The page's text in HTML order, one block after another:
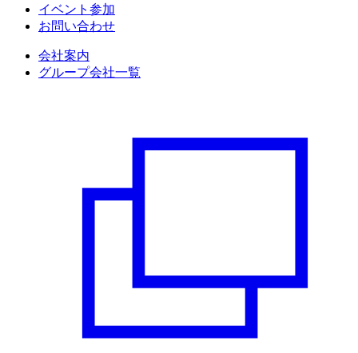
イベント参加
お問い合わせ
会社案内
グループ会社一覧